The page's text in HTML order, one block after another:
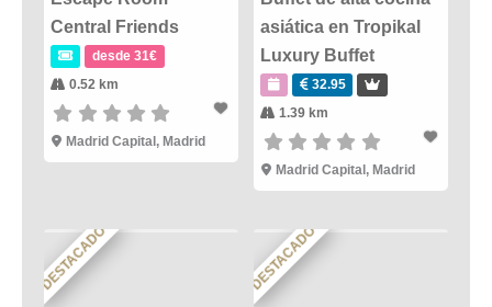
Central Friends
desde 31€
0.52 km
Madrid Capital , Madrid
asiática en Tropikal
Luxury Buffet
32.95
1.39 km
Madrid Capital , Madrid
DESTACADO DESTACADO